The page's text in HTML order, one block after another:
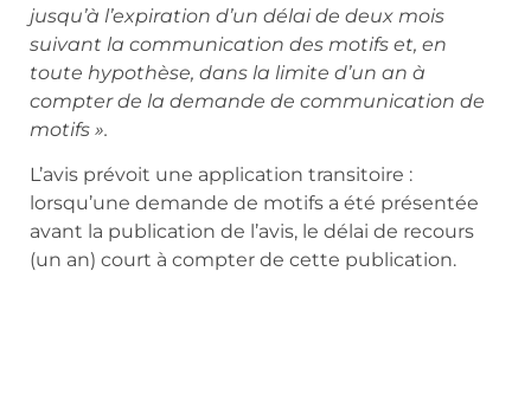
jusqu’à l’expiration d’un délai de deux mois
suivant la communication des motifs et, en
toute hypothèse, dans la limite d’un an à
compter de la demande de communication de
motifs ».
L’avis prévoit une application transitoire :
lorsqu’une demande de motifs a été présentée
avant la publication de l’avis, le délai de recours
(un an) court à compter de cette publication.